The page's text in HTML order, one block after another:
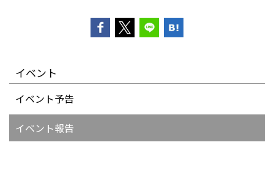
イベント
イベント予告
イベント報告